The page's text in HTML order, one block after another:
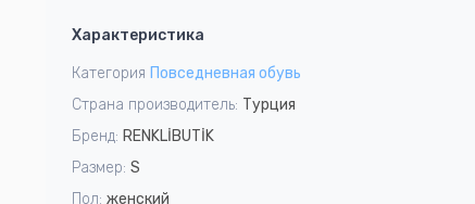
2
Характеристика
Категория Повседневная обувь
Страна производитель: Турция
Бренд: RENKLİBUTİK
Размер: S
Пол: женский